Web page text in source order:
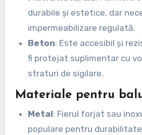
durabile și estetice, dar
impermeabilizare regulată.
Beton: Este accesibil și
fi protejat suplimentar cu
straturi de sigilare.
Materiale pentru
Metal: Fierul forjat sau
populare pentru